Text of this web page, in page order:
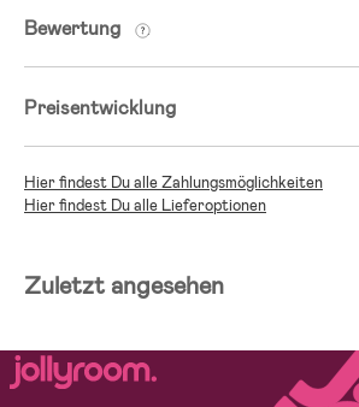
Bewertung
Preisentwicklung
Hier findest Du alle Zahlungsmöglichkeiten
Hier findest Du alle Lieferoptionen
Zuletzt angesehen